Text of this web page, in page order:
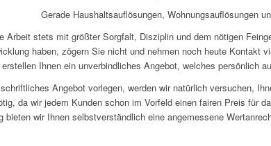
Gerade Haushaltsauflösungen, Wohnungsauflösungen
Arbeit stets mit größter Sorgfalt, Disziplin und dem nötigen
haben, zögern Sie nicht und nehmen noch heute Kontakt
Ihnen ein unverbindliches Angebot, welches persönlich
Angebot vorlegen, werden wir natürlich versuchen,
da wir jedem Kunden schon im Vorfeld einen fairen Preis für
bieten wir Ihnen selbstverständlich eine angemessene